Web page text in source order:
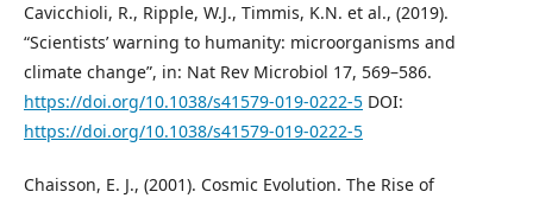
Cavicchioli, R., Ripple, W.J., Timmis, K.N. et al., (2019).
“Scientists’ warning to humanity: microorganisms and
climate change”, in: Nat Rev Microbiol 17, 569–586.
https://doi.org/10.1038/s41579-019-0222-5 DOI:
https://doi.org/10.1038/s41579-019-0222-5
Chaisson, E. J., (2001). Cosmic Evolution. The Rise of